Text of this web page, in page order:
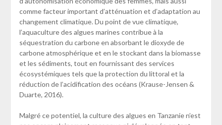
comme facteur important d’atténuation et d’adaptation au
changement climatique. Du point de vue climatique,
l’aquaculture des algues marines contribue à la
séquestration du carbone en absorbant le dioxyde de
carbone atmosphérique et en le stockant dans la biomasse
et les sédiments, tout en fournissant des services
écosystémiques tels que la protection du littoral et la
réduction de l’acidification des océans (Krause-Jensen &
Duarte, 2016).
Malgré ce potentiel, la culture des algues en Tanzanie n’est